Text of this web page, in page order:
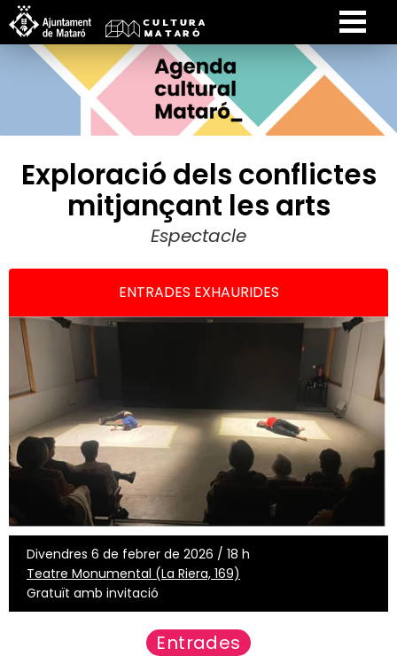
Exploració dels conflictes
mitjançant les arts
Espectacle
ENTRADES EXHAURIDES
Divendres 6 de febrer de 2026 / 18 h
Teatre Monumental (La Riera, 169)
Gratuït amb invitació
Entrades